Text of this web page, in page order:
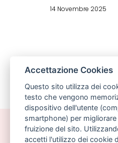
14 Novembre 2025
Accettazione Cookies
Questo sito utilizza dei
testo che vengono
dispositivo dell'utente
smartphone) per
fruizione del sito.
accetti l'utilizzo dei cookie